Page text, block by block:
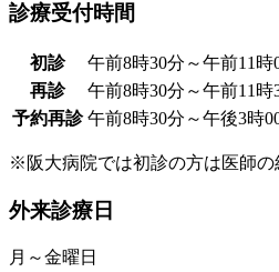
診療受付時間
初診
午前8時30分～午前11時
再診
午前8時30分～午前11時
予約再診 午前8時30分～午後3時
※阪大病院では初診の方は医師の
外来診療日
月～金曜日